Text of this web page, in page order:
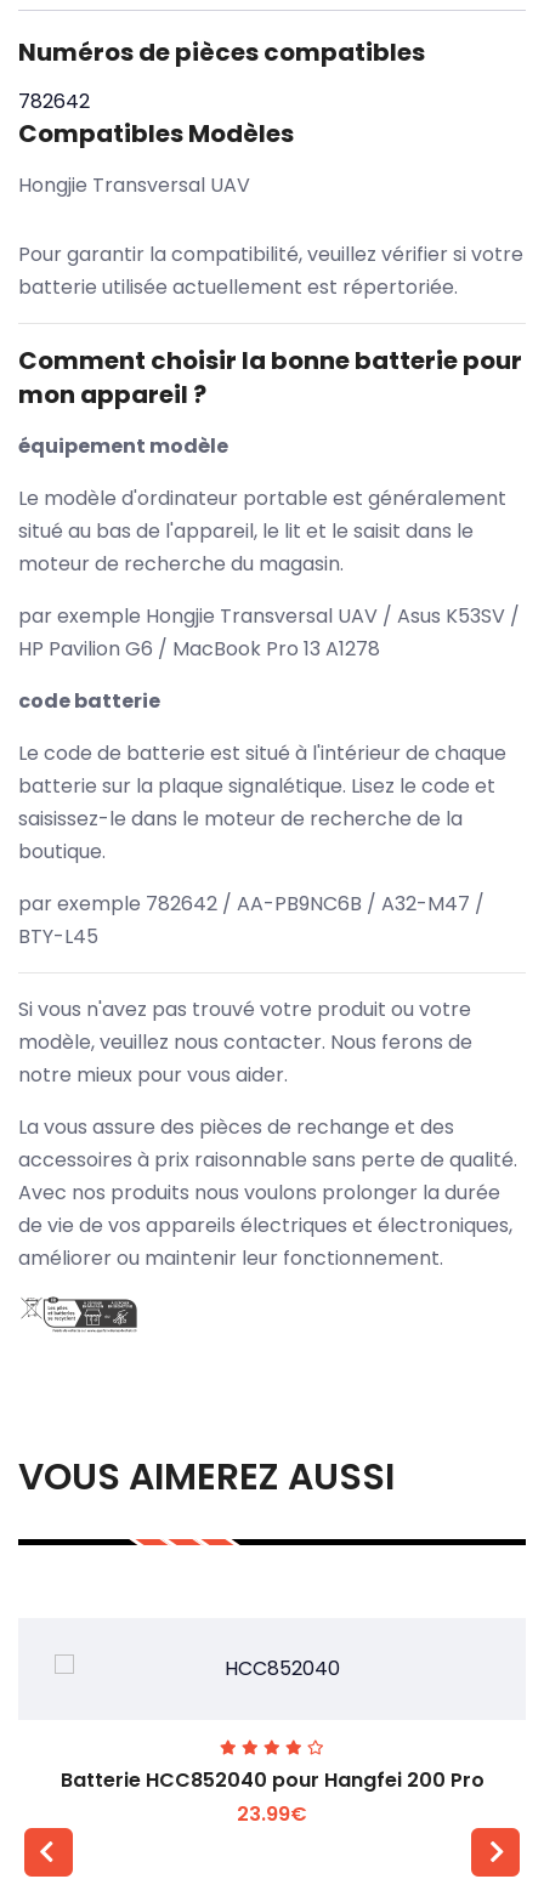
Numéros de pièces compatibles
782642
Compatibles Modèles
Hongjie Transversal UAV
Pour garantir la compatibilité, veuillez vérifier si votre
batterie utilisée actuellement est répertoriée.
Comment choisir la bonne batterie pour
mon appareil ?
équipement modèle
Le modèle d'ordinateur portable est généralement
situé au bas de l'appareil, le lit et le saisit dans le
moteur de recherche du magasin.
par exemple Hongjie Transversal UAV / Asus K53SV /
HP Pavilion G6 / MacBook Pro 13 A1278
code batterie
Le code de batterie est situé à l'intérieur de chaque
batterie sur la plaque signalétique. Lisez le code et
saisissez-le dans le moteur de recherche de la
boutique.
par exemple 782642 / AA-PB9NC6B / A32-M47 /
BTY-L45
Si vous n'avez pas trouvé votre produit ou votre
modèle, veuillez nous contacter. Nous ferons de
notre mieux pour vous aider.
La vous assure des pièces de rechange et des
accessoires à prix raisonnable sans perte de qualité.
Avec nos produits nous voulons prolonger la durée
de vie de vos appareils électriques et électroniques,
améliorer ou maintenir leur fonctionnement.
VOUS AIMEREZ AUSSI
Batterie HCC852040 pour Hangfei 200 Pro
23.99€